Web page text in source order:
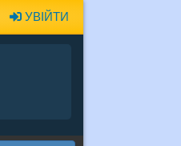
УВІЙТИ